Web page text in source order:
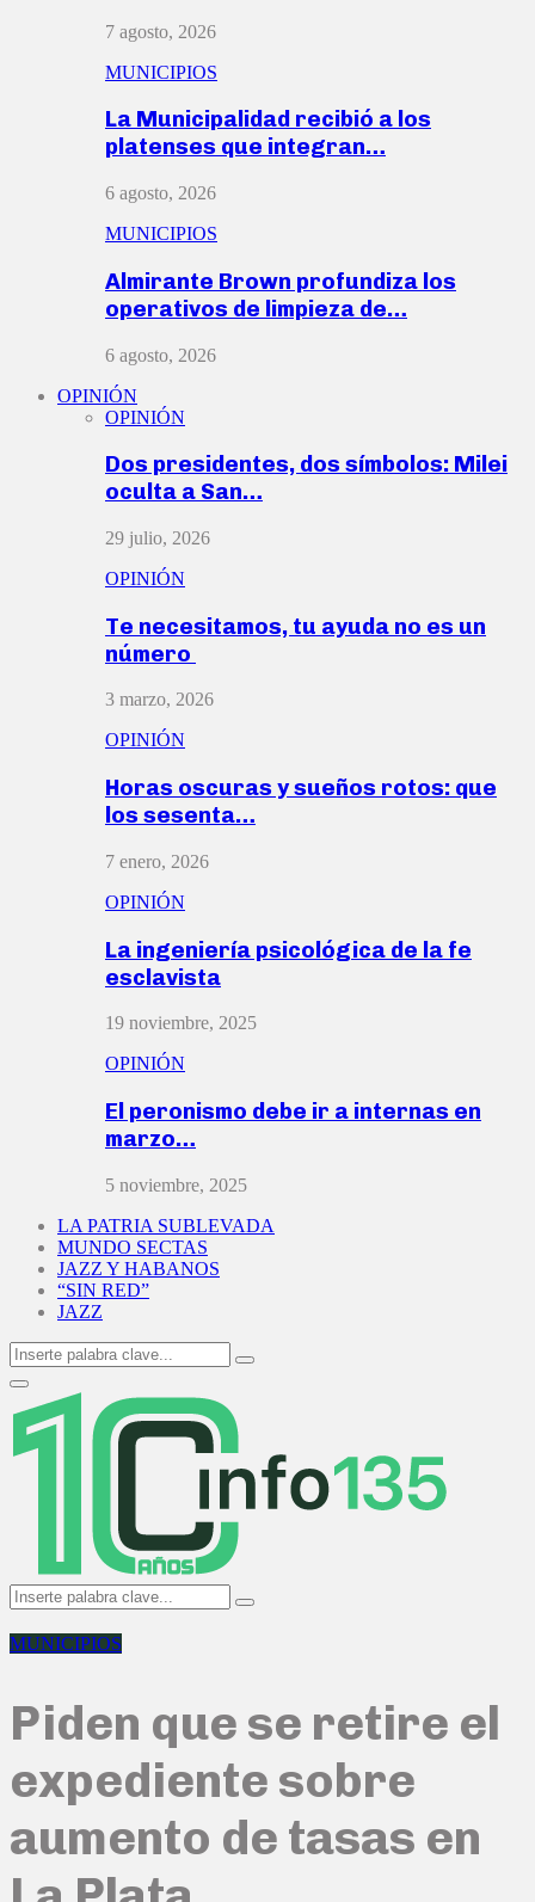
7 agosto, 2026
MUNICIPIOS
La Municipalidad recibió a los
platenses que integran…
6 agosto, 2026
MUNICIPIOS
Almirante Brown profundiza los
operativos de limpieza de…
6 agosto, 2026
OPINIÓN
OPINIÓN
Dos presidentes, dos símbolos: Milei
oculta a San…
29 julio, 2026
OPINIÓN
Te necesitamos, tu ayuda no es un
número
3 marzo, 2026
OPINIÓN
Horas oscuras y sueños rotos: que
los sesenta…
7 enero, 2026
OPINIÓN
La ingeniería psicológica de la fe
esclavista
19 noviembre, 2025
OPINIÓN
El peronismo debe ir a internas en
marzo…
5 noviembre, 2025
LA PATRIA SUBLEVADA
MUNDO SECTAS
JAZZ Y HABANOS
“SIN RED”
JAZZ
Search
for:
Search
Primary
Menu
Search
for:
Search
MUNICIPIOS
Piden que se retire el
expediente sobre
aumento de tasas en